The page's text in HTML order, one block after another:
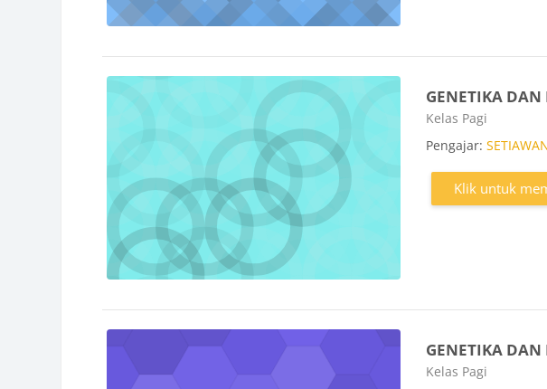
GENETIKA
Kategori kursus
Kelas Pagi
Pengajar:
Klik untuk
GENETIKA
Kategori kursus
Kelas Pagi